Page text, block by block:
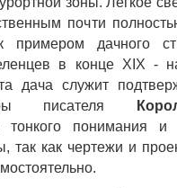
почти
примером дачного
в конце XIX -
дача служит
писателя
тонкого понимания и
как чертежи и